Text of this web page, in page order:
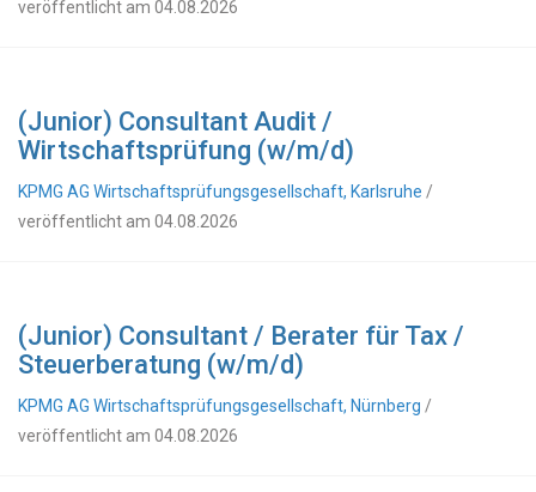
veröffentlicht am 04.08.2026
(Junior) Consultant Audit /
Wirtschaftsprüfung (w/m/d)
KPMG AG Wirtschaftsprüfungsgesellschaft, Karlsruhe /
veröffentlicht am 04.08.2026
(Junior) Consultant / Berater für Tax /
Steuerberatung (w/m/d)
KPMG AG Wirtschaftsprüfungsgesellschaft, Nürnberg /
veröffentlicht am 04.08.2026